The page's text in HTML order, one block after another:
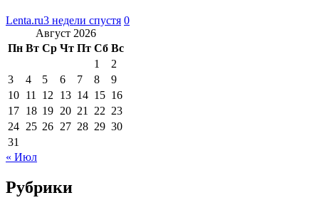
Lenta.ru3 недели спустя 0
Август 2026
Пн Вт Ср Чт Пт Сб Вс
1
2
3
4 5 6 7 8
9
10 11 12 13 14 15 16
17 18 19 20 21 22 23
24 25 26 27 28 29 30
31
« Июл
Рубрики